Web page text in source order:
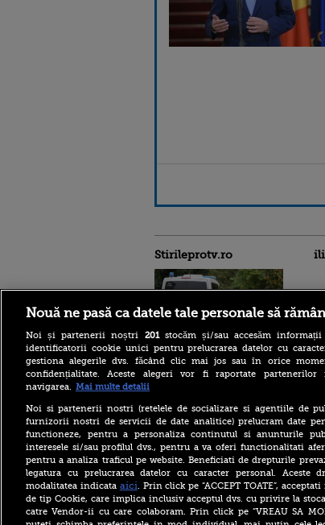
Stirileprotv.ro
Reacția MAE după ce o
româncă a fost arestată în
Germania pentru spionaj în
Alerta West Nile: două
persoane au murit, iar
numărul cazurilor a ajuns la
10. Măsurile de protecție
împotriva țânțarilor
Ce le-a spus Donald Trump
donatorilor despre
succesorul său pentru
alegerile din 2028. Pe cine a
ales între Rubio și Vance
Nouă ne pasă ca datele tale personale să
Noi și partenerii noștri 201stocăm și/sau accesăm
identificatorii cookie unici pentru prelucrarea datelor cu
gestiona alegerile dvs. făcând clic mai jos sau în orice
confidențialitate. Aceste alegeri vor fi raportate
navigarea. Mai multe detalii
Noi si partenerii nostri (retelele de socializare si agentiile de
furnizorii nostri de servicii de date analitice) prelucram date
functioneze, pentru a personaliza continutul si anunturile
interesele si/sau profilul dvs., pentru a va oferi functionalitati
pentru a analiza traficul pe website. Beneficiati de drepturile
legatura cu prelucrarea datelor cu caracter personal. Aceste
modalitatea indicata aici. Prin click pe “ACCEPT TOATE”,
de tip Cookie, care implica inclusiv acceptul dvs. cu privire la
catre Vendor-ii cu care colaboram. Prin click pe “VREAU SA